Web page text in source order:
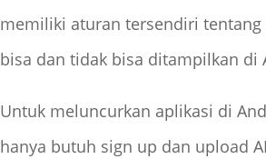
memiliki aturan tersendiri tentang
bisa dan tidak bisa ditampilkan di
Untuk meluncurkan aplikasi di
hanya butuh sign up dan upload